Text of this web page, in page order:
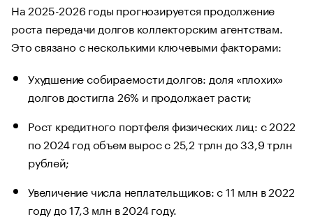
На 2025-2026 годы прогнозируется продолжение
роста передачи долгов коллекторским агентствам.
Это связано с несколькими ключевыми факторами:
Ухудшение собираемости долгов: доля «плохих»
долгов достигла 26% и продолжает расти;
Рост кредитного портфеля физических лиц: с 2022
по 2024 год объем вырос с 25,2 трлн до 33,9 трлн
рублей;
Увеличение числа неплательщиков: с 11 млн в 2022
году до 17,3 млн в 2024 году.